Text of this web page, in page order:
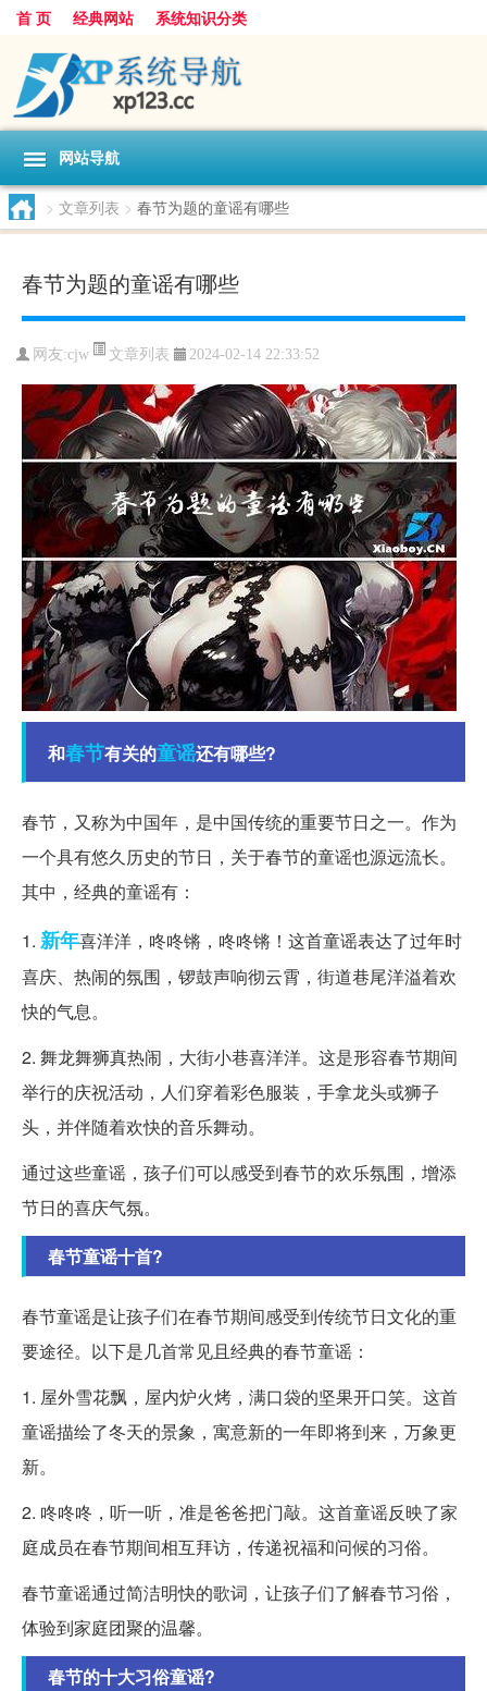
首 页 经典网站 系统知识分类
网站导航
> 文章列表 > 春节为题的童谣有哪些
春节为题的童谣有哪些
网友:cjw 文章列表 2024-02-14 22:33:52
和春节有关的童谣还有哪些?
春节，又称为中国年，是中国传统的重要节日之一。作为
一个具有悠久历史的节日，关于春节的童谣也源远流长。
其中，经典的童谣有：
1. 新年喜洋洋，咚咚锵，咚咚锵！这首童谣表达了过年时
喜庆、热闹的氛围，锣鼓声响彻云霄，街道巷尾洋溢着欢
快的气息。
2. 舞龙舞狮真热闹，大街小巷喜洋洋。这是形容春节期间
举行的庆祝活动，人们穿着彩色服装，手拿龙头或狮子
头，并伴随着欢快的音乐舞动。
通过这些童谣，孩子们可以感受到春节的欢乐氛围，增添
节日的喜庆气氛。
春节童谣十首?
春节童谣是让孩子们在春节期间感受到传统节日文化的重
要途径。以下是几首常见且经典的春节童谣：
1. 屋外雪花飘，屋内炉火烤，满口袋的坚果开口笑。这首
童谣描绘了冬天的景象，寓意新的一年即将到来，万象更
新。
2. 咚咚咚，听一听，准是爸爸把门敲。这首童谣反映了家
庭成员在春节期间相互拜访，传递祝福和问候的习俗。
春节童谣通过简洁明快的歌词，让孩子们了解春节习俗，
体验到家庭团聚的温馨。
春节的十大习俗童谣?